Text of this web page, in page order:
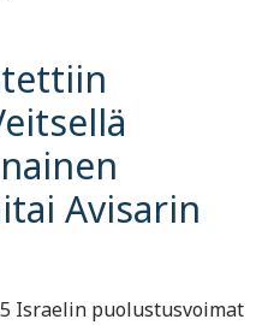
Avisarin
Israelin puolustusvoimat